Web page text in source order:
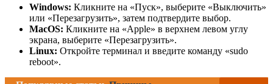
Windows: Кликните на «Пуск», выберите «Выключить»
или «Перезагрузить», затем подтвердите выбор.
MacOS: Кликните на «Apple» в верхнем левом углу
экрана, выберите «Перезагрузить».
Linux: Откройте терминал и введите команду «sudo
reboot».